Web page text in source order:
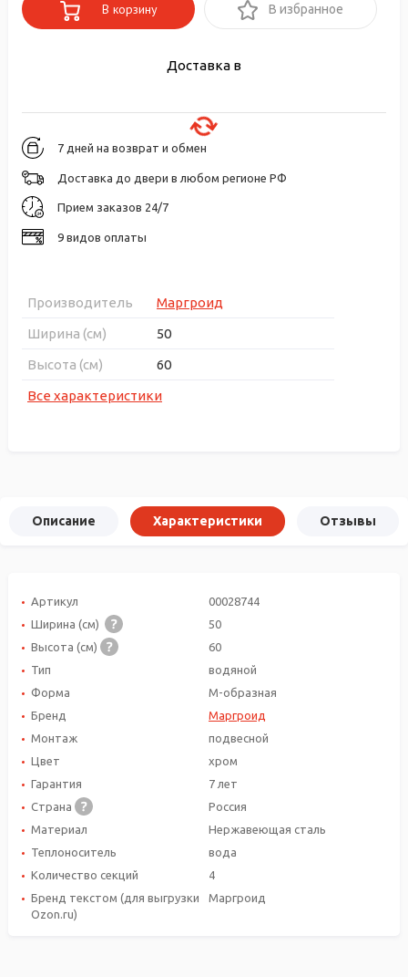
В корзину В избранное
Доставка в
7 дней на возврат и обмен
Доставка до двери в любом регионе РФ
Прием заказов 24/7
9 видов оплаты
Производитель
Маргроид
Ширина (см)
50
Высота (см)
60
Все характеристики
Описание Характеристики Отзывы
Артикул
00028744
Ширина (см)
50
Высота (см)
60
Тип
водяной
Форма
М-образная
Бренд
Маргроид
Монтаж
подвесной
Цвет
хром
Гарантия
7 лет
Страна
Россия
Материал
Нержавеющая сталь
Теплоноситель
вода
Количество секций
4
Бренд текстом (для выгрузки
Ozon.ru)
Маргроид